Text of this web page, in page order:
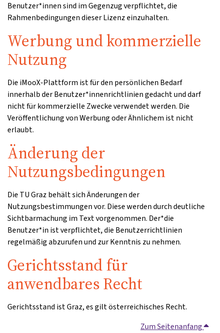
Benutzer*innen sind im Gegenzug verpflichtet, die
Rahmenbedingungen dieser Lizenz einzuhalten.
Werbung und kommerzielle
Nutzung
Die iMooX-Plattform ist für den persönlichen Bedarf
innerhalb der Benutzer*innenrichtlinien gedacht und darf
nicht für kommerzielle Zwecke verwendet werden. Die
Veröffentlichung von Werbung oder Ähnlichem ist nicht
erlaubt.
Änderung der
Nutzungsbedingungen
Die TU Graz behält sich Änderungen der
Nutzungsbestimmungen vor. Diese werden durch deutliche
Sichtbarmachung im Text vorgenommen. Der*die
Benutzer*in ist verpflichtet, die Benutzerrichtlinien
regelmäßig abzurufen und zur Kenntnis zu nehmen.
Gerichtsstand für
anwendbares Recht
Gerichtsstand ist Graz, es gilt österreichisches Recht.
Zum Seitenanfang